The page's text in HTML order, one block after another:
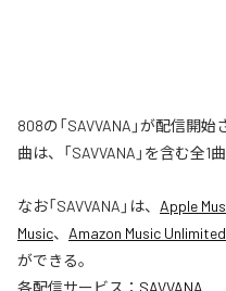
808の「SAVVANA」が配信開
曲は、「SAVVANA」を含む全1
なお「SAVVANA 」は、 Apple
Music、 Amazon Music Unlimited
ができる。
各配信サービス： SAVVANA